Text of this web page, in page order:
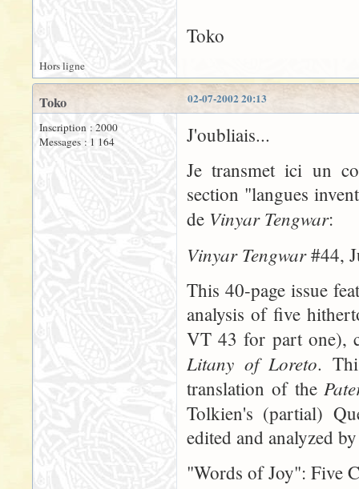
Toko
Hors ligne
02-07-2002 20:13
Toko
Inscription : 2000
Messages : 1 164
J'oubliais...
Je transmet ici un
section "langues
de Vinyar Tengwar:
Vinyar Tengwar#44,
This 40-page issue
analysis of five
VT 43 for part one),
Litany of Loreto.
translation of the
Tolkien's (partial)
edited and analyzed
"Words of Joy": Five